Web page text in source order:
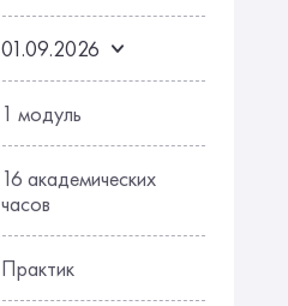
01.09.2026
1 модуль
16 академических
часов
Практик